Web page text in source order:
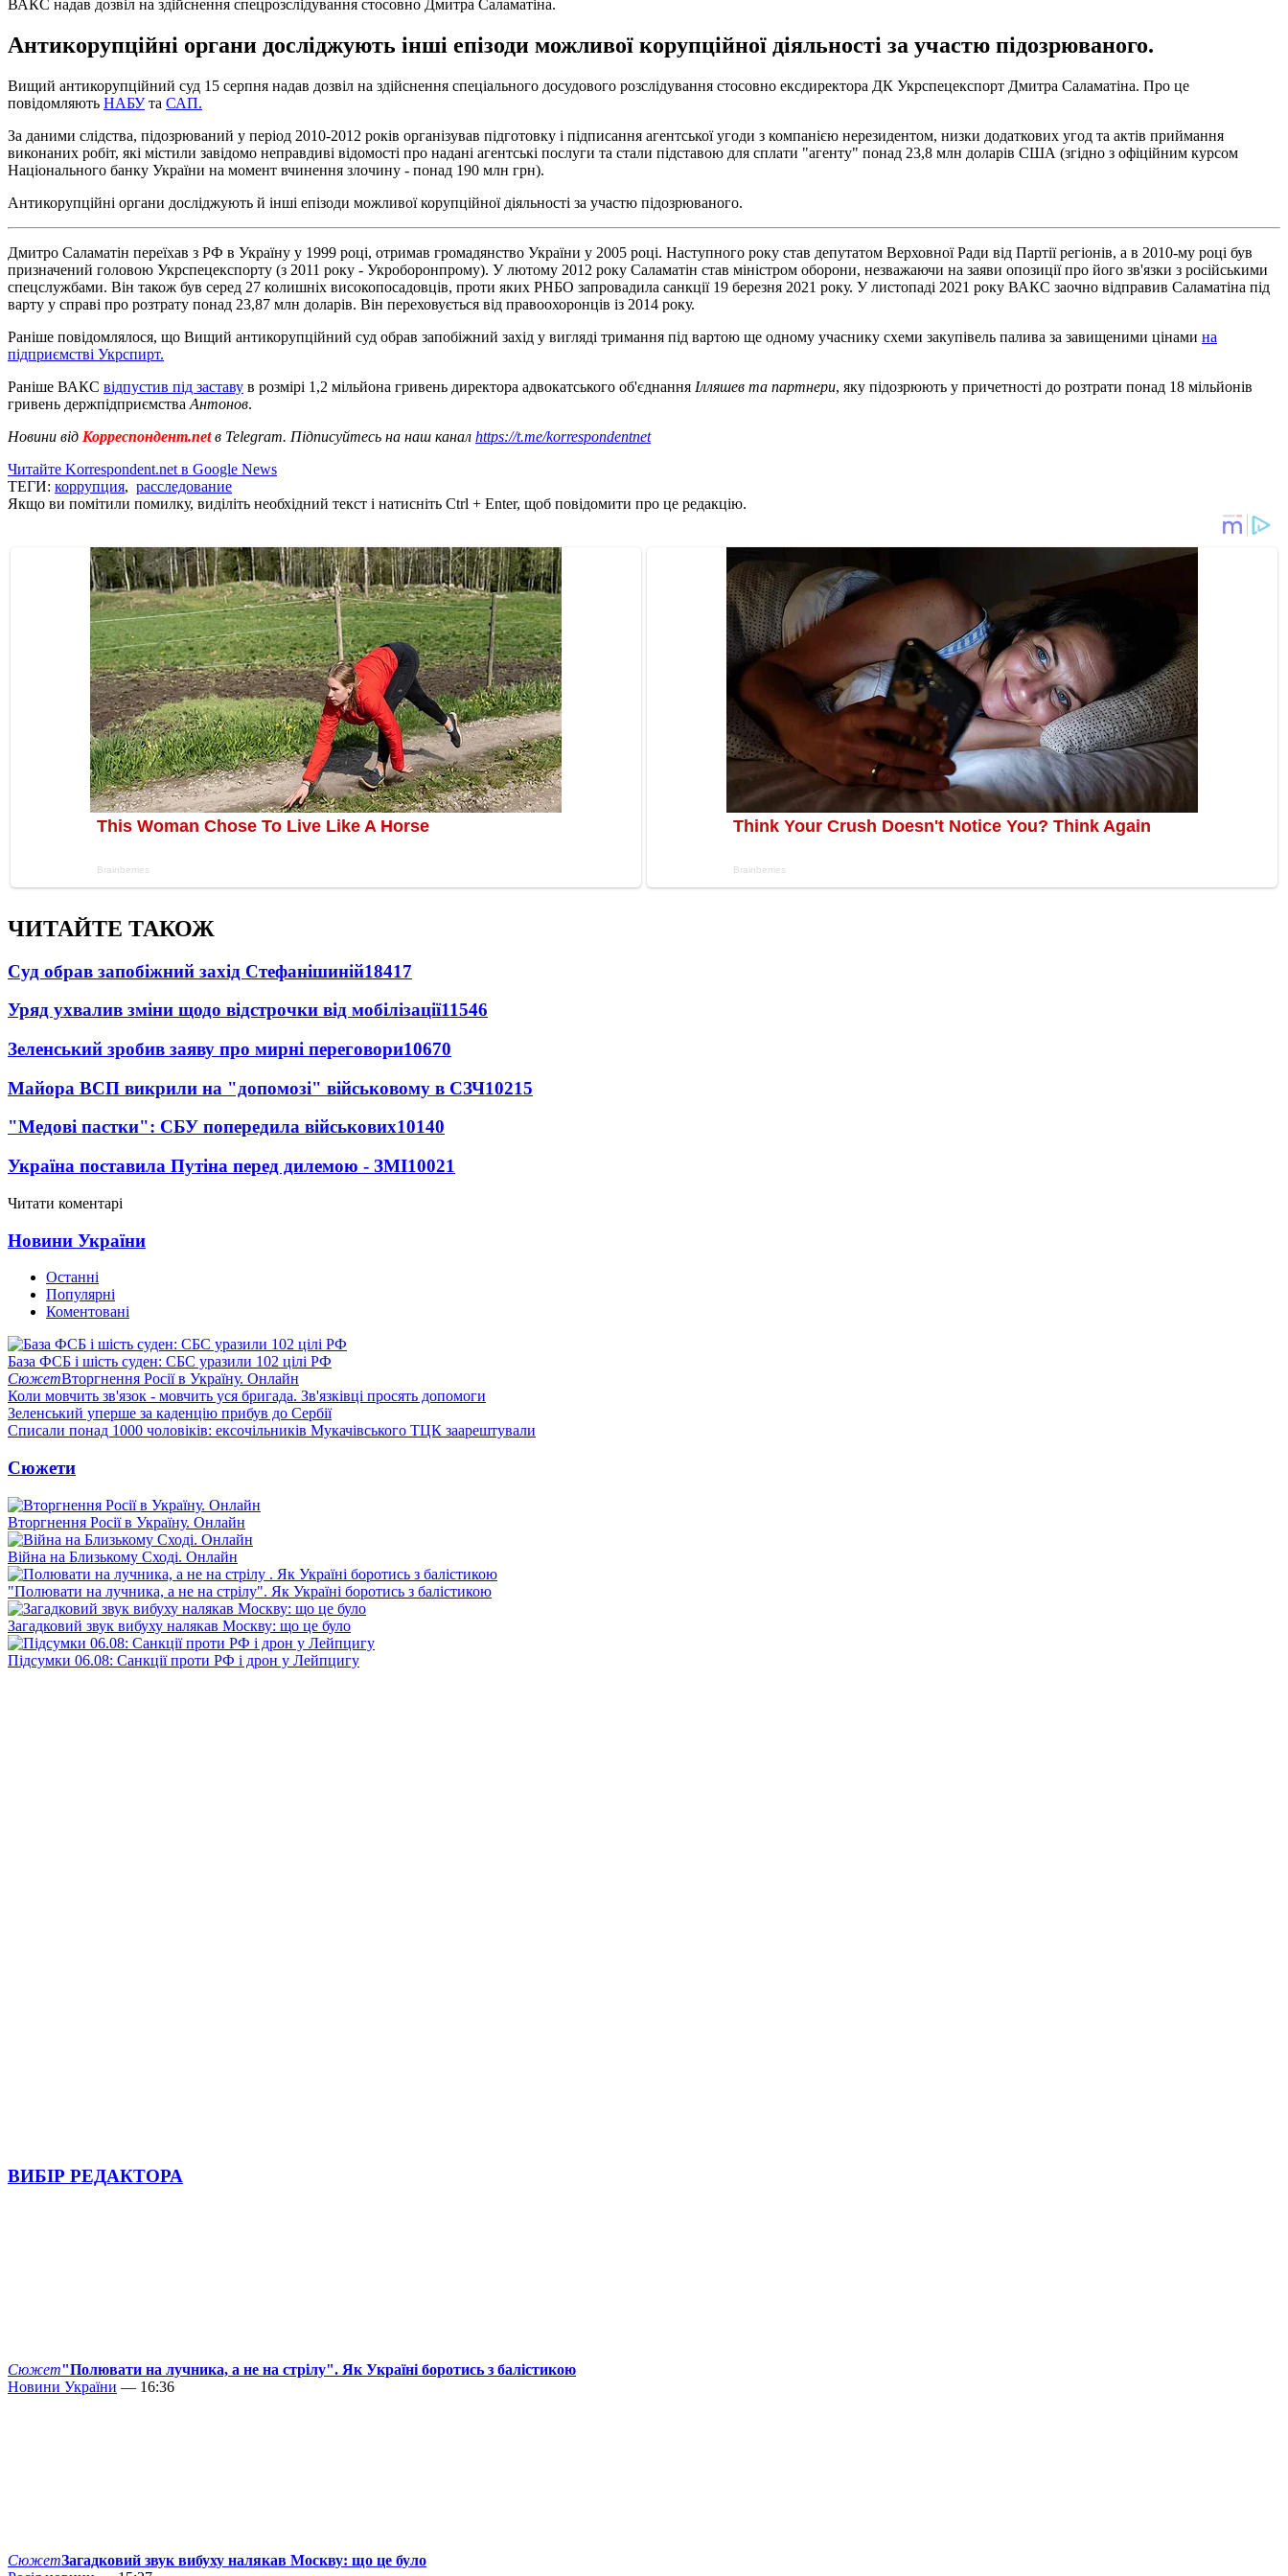
ВАКС надав дозвіл на здійснення спецрозслідування стосовно Дмитра Саламатіна.
Антикорупційні органи досліджують інші епізоди можливої корупційної діяльності за участю підозрюваного.
Вищий антикорупційний суд 15 серпня надав дозвіл на здійснення спеціального досудового розслідування стосовно ексдиректора ДК Укрспецекспорт Дмитра Саламатіна. Про це
повідомляють НАБУта САП.
За даними слідства, підозрюваний у період 2010-2012 років організував підготовку і підписання агентської угоди з компанією нерезидентом, низки додаткових угод та актів приймання
виконаних робіт, які містили завідомо неправдиві відомості про надані агентські послуги та стали підставою для сплати "агенту" понад 23,8 млн доларів США (згідно з офіційним курсом
Національного банку України на момент вчинення злочину - понад 190 млн грн).
Антикорупційні органи досліджують й інші епізоди можливої корупційної діяльності за участю підозрюваного.
Дмитро Саламатін переїхав з РФ в Україну у 1999 році, отримав громадянство України у 2005 році. Наступного року став депутатом Верховної Ради від Партії регіонів, а в 2010-му році був
призначений головою Укрспецекспорту (з 2011 року - Укроборонпрому). У лютому 2012 року Саламатін став міністром оборони, незважаючи на заяви опозиції про його зв'язки з російськими
спецслужбами. Він також був серед 27 колишніх високопосадовців, проти яких РНБО запровадила санкції 19 березня 2021 року. У листопаді 2021 року ВАКС заочно відправив Саламатіна під
варту у справі про розтрату понад 23,87 млн доларів. Він переховується від правоохоронців із 2014 року.
Раніше повідомлялося, що Вищий антикорупційний суд обрав запобіжний захід у вигляді тримання під вартою ще одному учаснику схеми закупівель палива за завищеними цінами на
підприємстві Укрспирт.
Раніше ВАКС відпустив під заставу в розмірі 1,2 мільйона гривень директора адвокатського об'єднання Ілляшев та партнери, яку підозрюють у причетності до розтрати понад 18 мільйонів
гривень держпідприємства Антонов.
Новини від Корреспондент.netв Telegram. Підписуйтесь на наш канал https://t.me/korrespondentnet
Читайте Korrespondent.net в Google News
ТЕГИ: коррупция, расследование
Якщо ви помітили помилку, виділіть необхідний текст і натисніть Ctrl + Enter, щоб повідомити про це редакцію.
ЧИТАЙТЕ ТАКОЖ
Суд обрав запобіжний захід Стефанішиній18417
Уряд ухвалив зміни щодо відстрочки від мобілізації11546
Зеленський зробив заяву про мирні переговори10670
Майора ВСП викрили на "допомозі" військовому в СЗЧ10215
"Медові пастки": СБУ попередила військових10140
Україна поставила Путіна перед дилемою - ЗМІ10021
Читати коментарі
Новини України
Останні
Популярні
Коментовані
База ФСБ і шість суден: СБС уразили 102 цілі РФ
СюжетВторгнення Росії в Україну. Онлайн
Коли мовчить зв'язок - мовчить уся бригада. Зв'язківці просять допомоги
Зеленський уперше за каденцію прибув до Сербії
Списали понад 1000 чоловіків: ексочільників Мукачівського ТЦК заарештували
Сюжети
Вторгнення Росії в Україну. Онлайн
Війна на Близькому Сході. Онлайн
"Полювати на лучника, а не на стрілу". Як Україні боротись з балістикою
Загадковий звук вибуху налякав Москву: що це було
Підсумки 06.08: Санкції проти РФ і дрон у Лейпцигу
ВИБІР РЕДАКТОРА
Сюжет"Полювати на лучника, а не на стрілу". Як Україні боротись з балістикою
Новини України — 16:36
СюжетЗагадковий звук вибуху налякав Москву: що це було